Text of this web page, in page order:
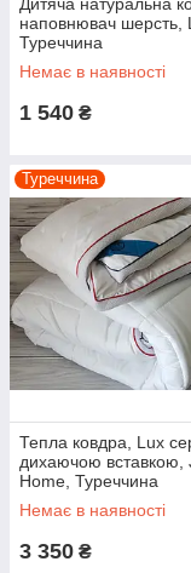
наповнювач шерсть,
Туреччина
Немає в наявності
1 540 ₴
Туреччина
Тепла ковдра, Lux
дихаючою вставкою,
Home, Туреччина
Немає в наявності
3 350 ₴